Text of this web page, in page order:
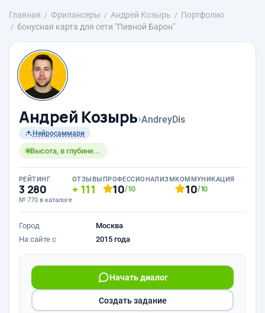
Главная Фрилансеры Андрей Козырь
Портфолио
бонусная карта для сети "Пивной Барон"
Андрей Козырь›AndreyDis
Нейросаммари
Высота, в глубине...
РЕЙТИНГ
3 280
№ 770 в каталоге
ОТЗЫВЫ
111
ПРОФЕССИОНАЛИЗМ
10/10
КОММУНИКАЦИЯ
10/10
Город
Москва
На сайте с
2015 года
Начать диалог
Создать задание